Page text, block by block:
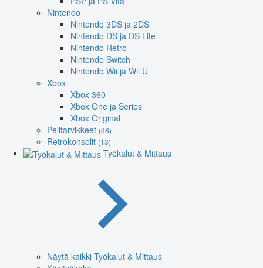
Nintendo
Nintendo 3DS ja 2DS
Nintendo DS ja DS Lite
Nintendo Retro
Nintendo Switch
Nintendo Wii ja Wii U
Xbox
Xbox 360
Xbox One ja Series
Xbox Original
Pelitarvikkeet (38)
Retrokonsolit (13)
Työkalut & Mittaus
Näytä kaikki Työkalut & Mittaus